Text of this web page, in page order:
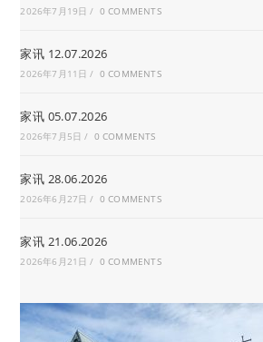
2026年7月19日 / 0 COMMENTS
家讯 12.07.2026
2026年7月11日 / 0 COMMENTS
家讯 05.07.2026
2026年7月5日 / 0 COMMENTS
家讯 28.06.2026
2026年6月27日 / 0 COMMENTS
家讯 21.06.2026
2026年6月21日 / 0 COMMENTS